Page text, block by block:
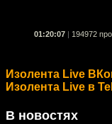
01:20:07 194972
Изолента Live
Изолента Live в
В новостях